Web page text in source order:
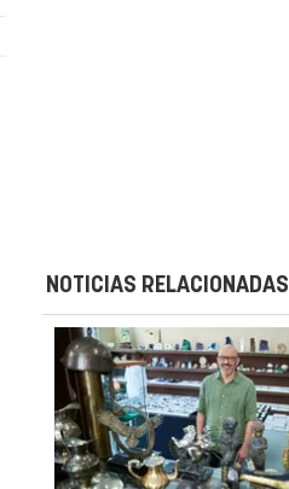
NOTICIAS RELACIONADAS